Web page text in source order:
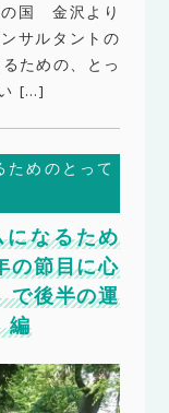
の国 金沢より
サルタントの
ための、とっ
[…]
ためのとって
なるため
の節目に心
で後半の運
編